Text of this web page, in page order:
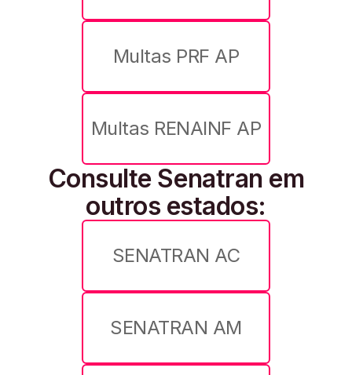
Multas PRF AP
Multas RENAINF AP
Consulte Senatran em
outros estados:
SENATRAN AC
SENATRAN AM